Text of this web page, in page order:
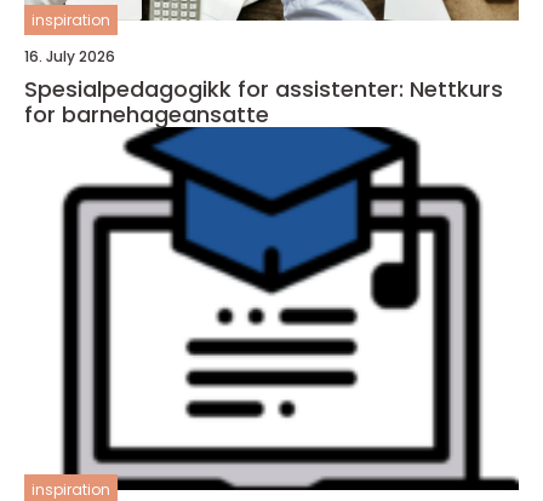
inspiration
16. July 2026
Spesialpedagogikk for assistenter: Nettkurs
for barnehageansatte
inspiration